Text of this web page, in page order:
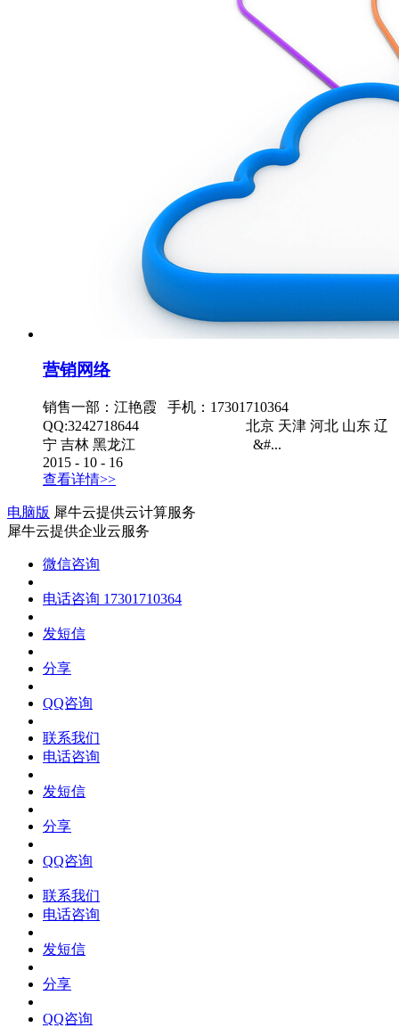
营销网络
销售一部：江艳霞 手机：17301710364
QQ:3242718644 北京 天津 河北 山东 辽
宁 吉林 黑龙江 &#...
2015 - 10 - 16
查看详情>>
电脑版 犀牛云提供云计算服务
犀牛云提供企业云服务
微信咨询
电话咨询 17301710364
发短信
分享
QQ咨询
联系我们
电话咨询
发短信
分享
QQ咨询
联系我们
电话咨询
发短信
分享
QQ咨询